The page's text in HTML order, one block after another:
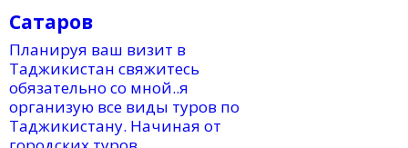
Сатаров
Планируя ваш визит в
Таджикистан свяжитесь
обязательно со мной..я
организую все виды туров по
Таджикистану. Начиная от